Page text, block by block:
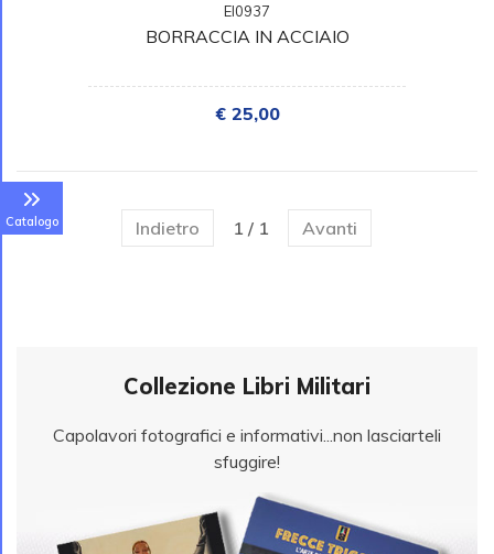
Catalogo
EI0937
BORRACCIA IN ACCIAIO
€ 25,00
Indietro 1 / 1 Avanti
Collezione Libri Militari
Capolavori fotografici e informativi...non lasciarteli
sfuggire!